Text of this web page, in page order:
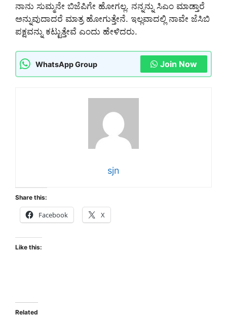
ನಾನು ಸುಮ್ಮನೇ ಬಿಜೆಪಿಗೇ ಹೋಗಲ್ಲ. ನನ್ನನ್ನು ಸಿಎಂ ಮಾಡ್ತಾರೆ
ಅನ್ನುವುದಾದರೆ ಮಾತ್ರ ಹೋಗುತ್ತೇನೆ. ಇಲ್ಲವಾದಲ್ಲಿ ನಾವೇ ಜೆಸಿಬಿ
ಪಕ್ಷವನ್ನು ಕಟ್ಟುತ್ತೇವೆ ಎಂದು ಹೇಳಿದರು.
WhatsApp Group Join Now
sjn
Share this:
Facebook X
Like this:
Related